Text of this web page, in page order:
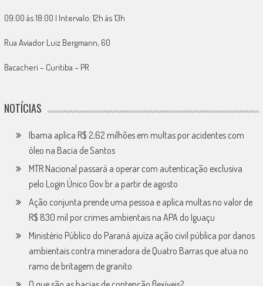
09:00 às 18:00 | Intervalo: 12h às 13h
Rua Aviador Luiz Bergmann, 60
Bacacheri – Curitiba – PR
NOTÍCIAS
Ibama aplica R$ 2,62 milhões em multas por acidentes com
óleo na Bacia de Santos
MTR Nacional passará a operar com autenticação exclusiva
pelo Login Único Gov.br a partir de agosto
Ação conjunta prende uma pessoa e aplica multas no valor de
R$ 830 mil por crimes ambientais na APA do Iguaçu
Ministério Público do Paraná ajuíza ação civil pública por danos
ambientais contra mineradora de Quatro Barras que atua no
ramo de britagem de granito